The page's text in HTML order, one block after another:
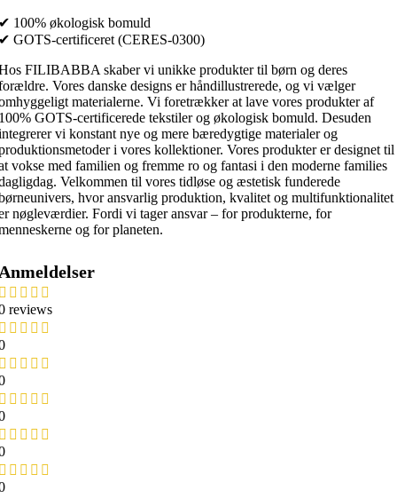
100% økologisk bomuld
GOTS-certificeret (CERES-0300)
FILIBABBA skaber vi unikke produkter til børn og deres
Vores danske designs er håndillustrerede, og vi vælger
materialerne. Vi foretrækker at lave vores produkter af
GOTS-certificerede tekstiler og økologisk bomuld. Desuden
vi konstant nye og mere bæredygtige materialer og
i vores kollektioner. Vores produkter er designet til
vokse med familien og fremme ro og fantasi i den moderne families
Velkommen til vores tidløse og æstetisk funderede
hvor ansvarlig produktion, kvalitet og multifunktionalitet
nøgleværdier. Fordi vi tager ansvar – for produkterne, for
og for planeten.
reviews